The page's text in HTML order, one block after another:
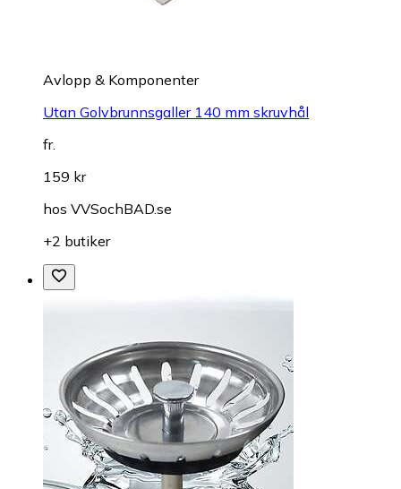
Avlopp & Komponenter
Utan Golvbrunnsgaller 140 mm skruvhål
fr.
159 kr
hos VVSochBAD.se
+2 butiker